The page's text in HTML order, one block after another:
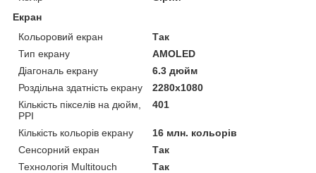
Екран
Кольоровий екран
Так
Тип екрану
AMOLED
Діагональ екрану
6.3 дюйм
Роздільна здатність екрану
2280x1080
Кількість пікселів на дюйм,
PPI
401
Кількість кольорів екрану
16 млн. кольорів
Сенсорний екран
Так
Технологія Multitouch
Так